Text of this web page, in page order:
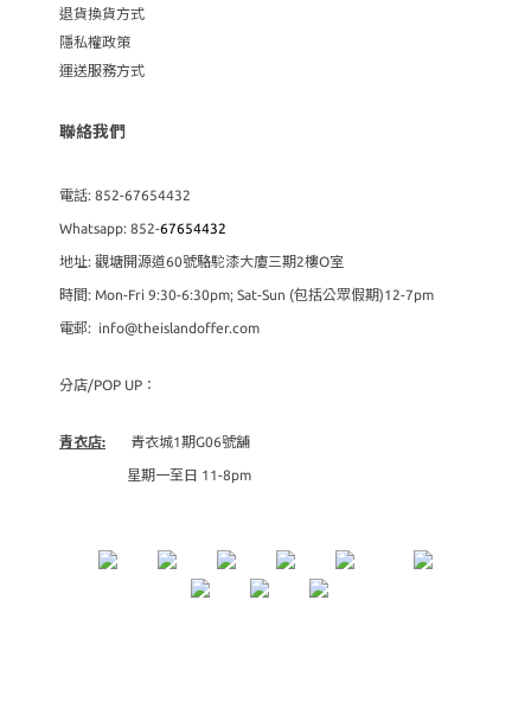
退貨換貨方式
隱私權政策
運送服務方式
聯絡我們
電話: 852-67654432
Whatsapp: 852-67654432
地址: 觀塘開源道60號駱駝漆大廈三期2樓O室
時間: Mon-Fri 9:30-6:30pm; Sat-Sun (包括公眾假期)12-7pm
電郵: info@theislandoffer.com
分店/POP UP：
青衣店: 青衣城1期G06號舖
星期一至日 11-8pm